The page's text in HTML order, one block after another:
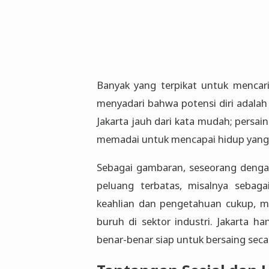
Banyak yang terpikat untuk
menyadari bahwa potensi diri
Jakarta jauh dari kata mudah;
memadai untuk mencapai hidup
Sebagai gambaran, seseorang
peluang terbatas, misalnya
keahlian dan pengetahuan cukup,
buruh di sektor industri. Jakarta
benar-benar siap untuk bersaing